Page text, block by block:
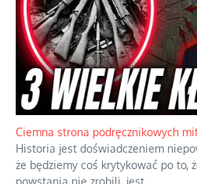
Szlachetna duma z historycznego
Jednym z dziedzictw polskiej
oceniania wszystkiego w
również polityki międzynarodowej,